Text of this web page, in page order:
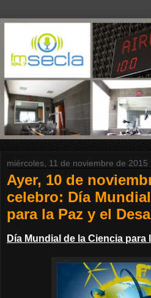
miércoles, 11 de noviembre de 2015
Ayer, 10 de
celebro: Día
para la Paz y el
Día Mundial de la Ciencia para